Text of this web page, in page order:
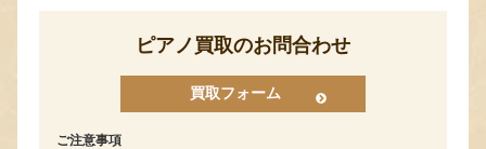
ピアノ買取のお問合わせ
買取フォーム
ご注意事項